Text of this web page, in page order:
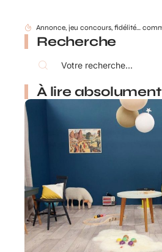
Recherche
À lire absolument